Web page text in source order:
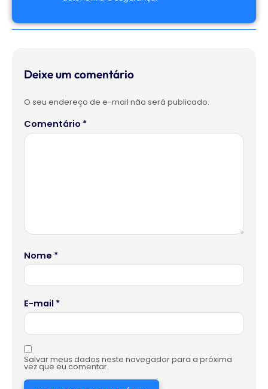
Deixe um comentário
O seu endereço de e-mail não será publicado.
Comentário *
Nome *
E-mail *
Salvar meus dados neste navegador para a próxima
vez que eu comentar.